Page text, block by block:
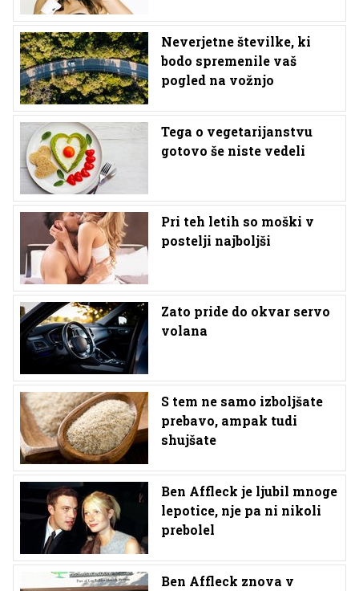
Neverjetne številke, ki
bodo spremenile vaš
pogled na vožnjo
Tega o vegetarijanstvu
gotovo še niste vedeli
Pri teh letih so moški v
postelji najboljši
Zato pride do okvar servo
volana
S tem ne samo izboljšate
prebavo, ampak tudi
shujšate
Ben Affleck je ljubil mnoge
lepotice, nje pa ni nikoli
prebolel
Ben Affleck znova v